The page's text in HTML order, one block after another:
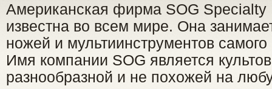
Американская фирма SOG Specialty
известна во всем мире. Она
ножей и мультиинструментов самого
Имя компании SOG является
разнообразной и не похожей на